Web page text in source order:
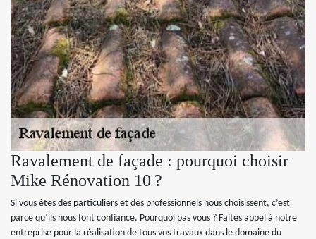
Ravalement de façade : pourquoi choisir
Mike Rénovation 10 ?
Si vous êtes des particuliers et des professionnels nous choisissent, c’est
parce qu’ils nous font confiance. Pourquoi pas vous ? Faites appel à notre
entreprise pour la réalisation de tous vos travaux dans le domaine du